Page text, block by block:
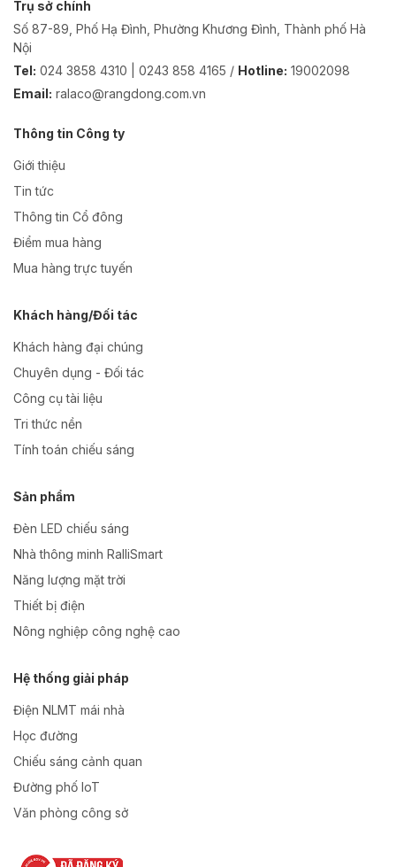
Trụ sở chính
Số 87-89, Phố Hạ Đình, Phường Khương Đình, Thành phố Hà
Nội
Tel: 024 3858 4310 | 0243 858 4165 / Hotline: 19002098
Email: ralaco@rangdong.com.vn
Thông tin Công ty
Giới thiệu
Tin tức
Thông tin Cổ đông
Điểm mua hàng
Mua hàng trực tuyến
Khách hàng/Đối tác
Khách hàng đại chúng
Chuyên dụng - Đối tác
Công cụ tài liệu
Tri thức nền
Tính toán chiếu sáng
Sản phẩm
Đèn LED chiếu sáng
Nhà thông minh RalliSmart
Năng lượng mặt trời
Thiết bị điện
Nông nghiệp công nghệ cao
Hệ thống giải pháp
Điện NLMT mái nhà
Học đường
Chiếu sáng cảnh quan
Đường phố IoT
Văn phòng công sở